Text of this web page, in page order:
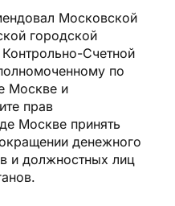
Московской
городской
Счетной
по
Москве и
прав
Москве принять
денежного
и должностных лиц